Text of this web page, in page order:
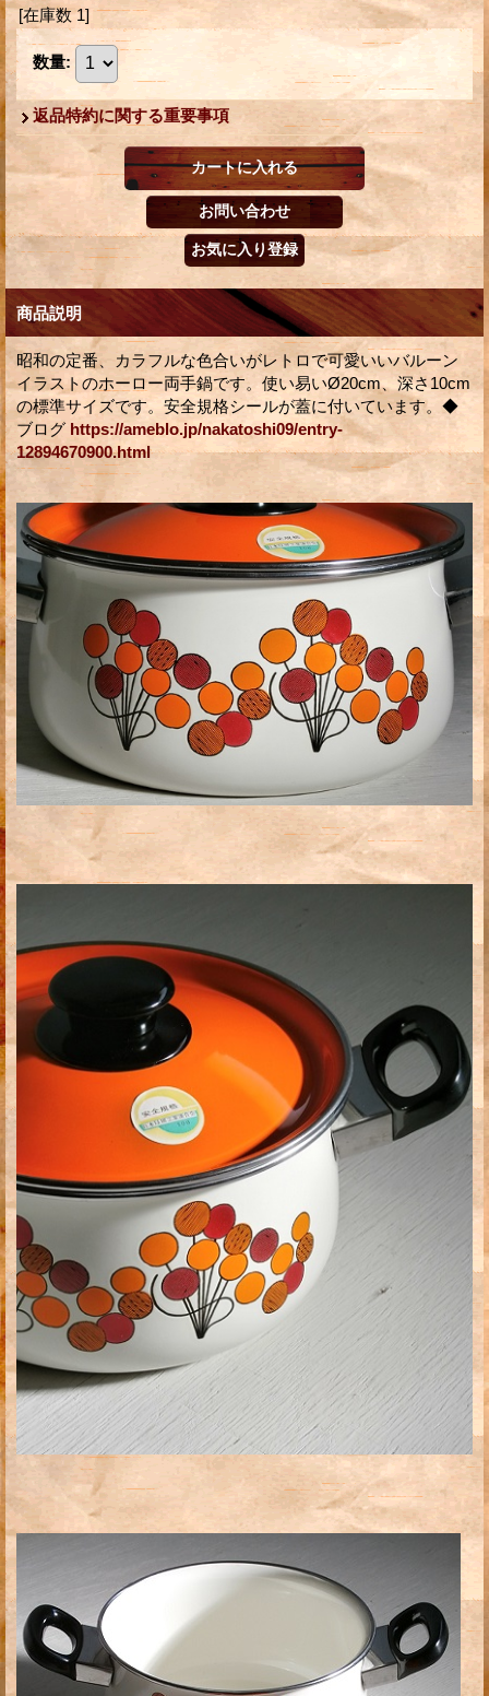
[在庫数 1]
数量:
返品特約に関する重要事項
商品説明
昭和の定番、カラフルな色合いがレトロで可愛いいバルーン
イラストのホーロー両手鍋です。使い易いØ20cm、深さ10cm
の標準サイズです。安全規格シールが蓋に付いています。◆
ブログ https://ameblo.jp/nakatoshi09/entry-
12894670900.html